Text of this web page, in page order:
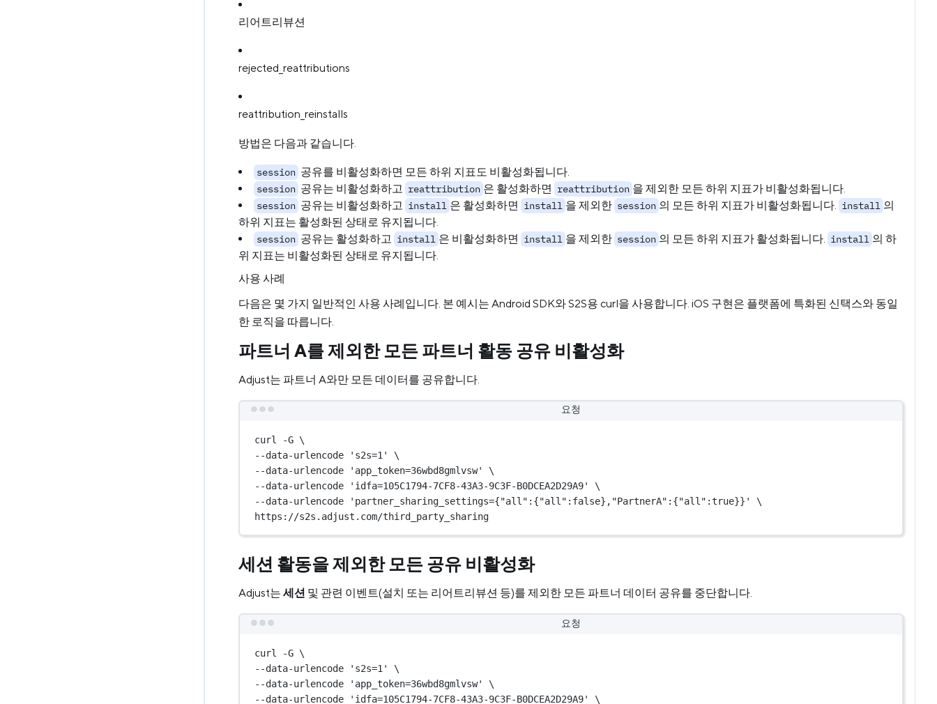
리어트리뷰션
rejected_reattributions
reattribution_reinstalls
방법은 다음과 같습니다.
session 공유를 비활성화하면 모든 하위 지표도 비활성화됩니다.
session 공유는 비활성화하고 reattribution 은 활성화하면 reattribution 을 제외한 모든 하위 지표가 비활성화됩니다.
session 공유는 비활성화하고 install 은 활성화하면 install 을 제외한 session 의 모든 하위 지표가 비활성화됩니다. install 의
하위 지표는 활성화된 상태로 유지됩니다.
session 공유는 활성화하고 install 은 비활성화하면 install 을 제외한 session 의 모든 하위 지표가 활성화됩니다. install 의 하
위 지표는 비활성화된 상태로 유지됩니다.
사용 사례
다음은 몇 가지 일반적인 사용 사례입니다. 본 예시는 Android SDK와 S2S용 curl을 사용합니다. iOS 구현은 플랫폼에 특화된 신택스와 동일
한 로직을 따릅니다.
파트너 A를 제외한 모든 파트너 활동 공유 비활성화
Adjust는 파트너 A와만 모든 데이터를 공유합니다.
요청
curl -G \
--data-urlencode 's2s=1' \
--data-urlencode 'app_token=36wbd8gmlvsw' \
--data-urlencode 'idfa=105C1794-7CF8-43A3-9C3F-B0DCEA2D29A9' \
--data-urlencode 'partner_sharing_settings={"all":{"all":false},"PartnerA":{"all":true}}' \
https://s2s.adjust.com/third_party_sharing
세션 활동을 제외한 모든 공유 비활성화
Adjust는 세션 및 관련 이벤트(설치 또는 리어트리뷰션 등)를 제외한 모든 파트너 데이터 공유를 중단합니다.
요청
curl -G \
--data-urlencode 's2s=1' \
--data-urlencode 'app_token=36wbd8gmlvsw' \
--data-urlencode 'idfa=105C1794-7CF8-43A3-9C3F-B0DCEA2D29A9' \